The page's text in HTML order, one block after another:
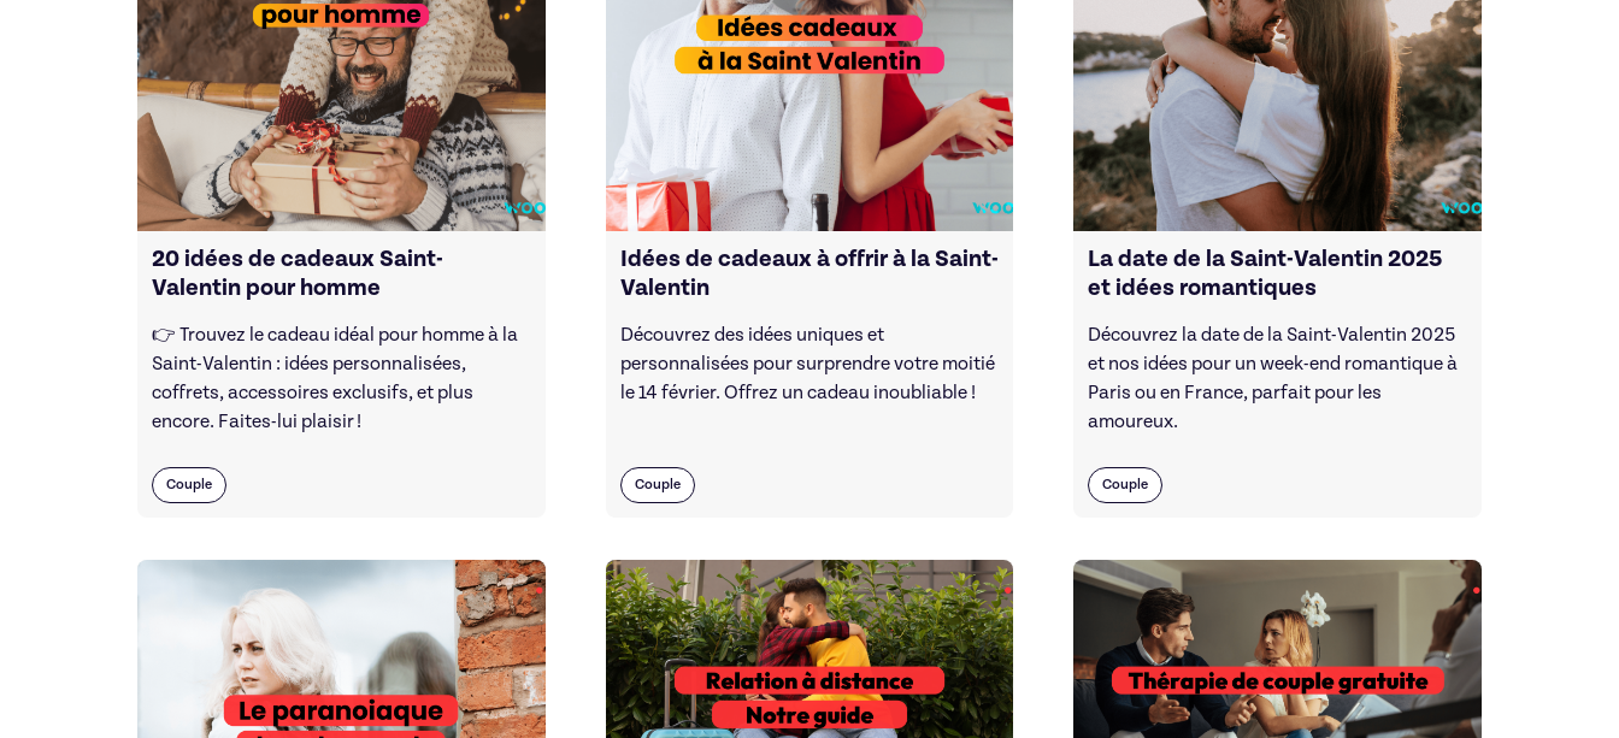
20 idées de cadeaux Saint-
Valentin pour homme
👉 Trouvez le cadeau idéal pour homme à la
Saint-Valentin : idées personnalisées,
coffrets, accessoires exclusifs, et plus
encore. Faites-lui plaisir !
Couple
Idées de cadeaux à offrir à la Saint-
Valentin
Découvrez des idées uniques et
personnalisées pour surprendre votre moitié
le 14 février. Offrez un cadeau inoubliable !
Couple
La date de la Saint-Valentin 2025
et idées romantiques
Découvrez la date de la Saint-Valentin 2025
et nos idées pour un week-end romantique à
Paris ou en France, parfait pour les
amoureux.
Couple